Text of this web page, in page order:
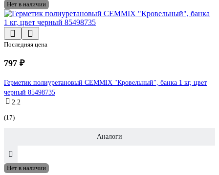
Нет в наличии
Последняя цена
797 ₽
Герметик полиуретановый CEMMIX "Кровельный", банка 1 кг, цвет
черный 85498735
2.2
(17)
Аналоги
Нет в наличии